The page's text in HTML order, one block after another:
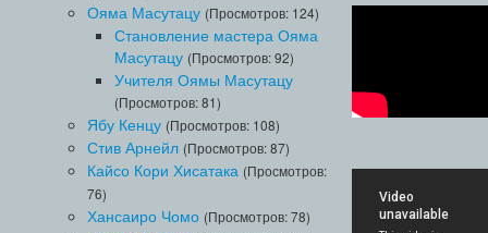
Ояма Масутацу (Просмотров: 124)
Становление мастера Ояма
Масутацу (Просмотров: 92)
Учителя Оямы Масутацу
(Просмотров: 81)
Ябу Кенцу (Просмотров: 108)
Стив Арнейл (Просмотров: 87)
Кайсо Кори Хисатака (Просмотров:
76)
Хансаиро Чомо (Просмотров: 78)